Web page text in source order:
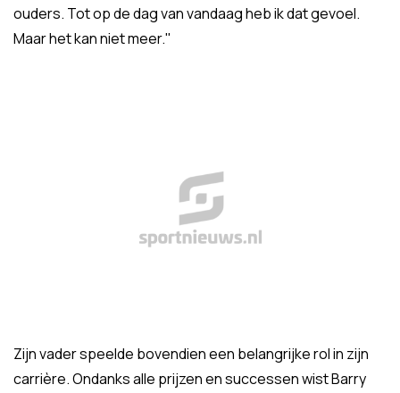
ouders. Tot op de dag van vandaag heb ik dat gevoel.
Maar het kan niet meer."
Zijn vader speelde bovendien een belangrijke rol in zijn
carrière. Ondanks alle prijzen en successen wist Barry